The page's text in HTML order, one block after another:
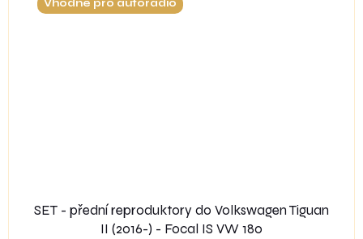
Vhodné pro autorádio
SET - přední reproduktory do Volkswagen Tiguan
II (2016-) - Focal IS VW 180